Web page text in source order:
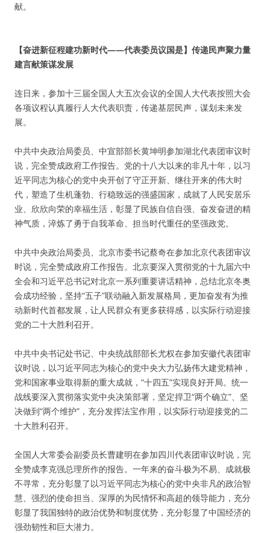
献。
【奋进新征程建功新时代——代表委员议国是】传递民声聚力量
建言献策谋发展
连日来，参加十三届全国人大五次会议的全国人大代表按照大会
各项议程认真履行人大代表职责，传递基层民声，谋划未来发
展。
中共中央政治局委员、中宣部部长黄坤明参加湖北代表团审议时
说，完全赞成政府工作报告。党的十八大以来的非凡十年，以习
近平同志为核心的党中央开创了守正开新、继往开来的伟大时
代，塑造了生机蓬勃、行稳致远的强盛国家，成就了人民安居乐
业、欣欣向荣的幸福生活，彰显了民族自信自强、奋发奋进的精
神气质，淬炼了勇于自我革命、担当时代重任的坚强政党。
中共中央政治局委员、北京市委书记蔡奇在参加北京代表团审议
时说，完全赞成政府工作报告。北京要深入贯彻党的十九届六中
全会和习近平总书记对北京一系列重要讲话精神，总结北京冬奥
会成功经验，坚持“五子”联动融入新发展格局，更加奋发有为推
动新时代首都发展，让人民群众有更多获得感，以实际行动迎接
党的二十大胜利召开。
中共中央书记处书记、中央统战部部长尤权在参加安徽代表团审
议时说，以习近平同志为核心的党中央大力弘扬伟大建党精神，
党和国家事业取得新的重大成就，“十四五”实现良好开局。统一
战线要深入贯彻落实党中央决策部署，坚定捍卫“两个确立”、坚
决做到“两个维护”，充分发挥法宝作用，以实际行动迎接党的二
十大胜利召开。
全国人大常委会副委员长曹建明在参加四川代表团审议时说，完
全赞成李克强总理所作的报告。一年来的奋斗极为不易、成就极
不寻常，充分彰显了以习近平同志为核心的党中央非凡的政治智
慧、强烈的使命担当、深厚的为民情怀和高超的领导能力，充分
彰显了我国独特的政治优势和制度优势，充分彰显了中国经济的
强劲韧性和巨大潜力。